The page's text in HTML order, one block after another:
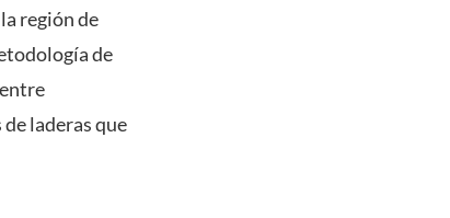
región de
de
laderas que